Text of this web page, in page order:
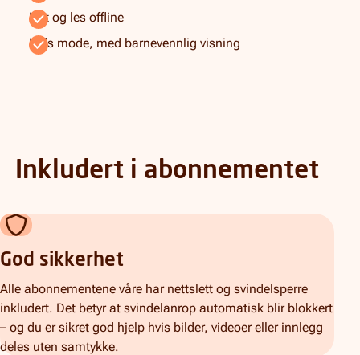
Lytt og les offline
Kids mode, med barnevennlig visning
Inkludert i abonnementet
God sikkerhet
Alle abonnementene våre har nettslett og svindelsperre
inkludert. Det betyr at svindelanrop automatisk blir blokkert
– og du er sikret god hjelp hvis bilder, videoer eller innlegg
deles uten samtykke.